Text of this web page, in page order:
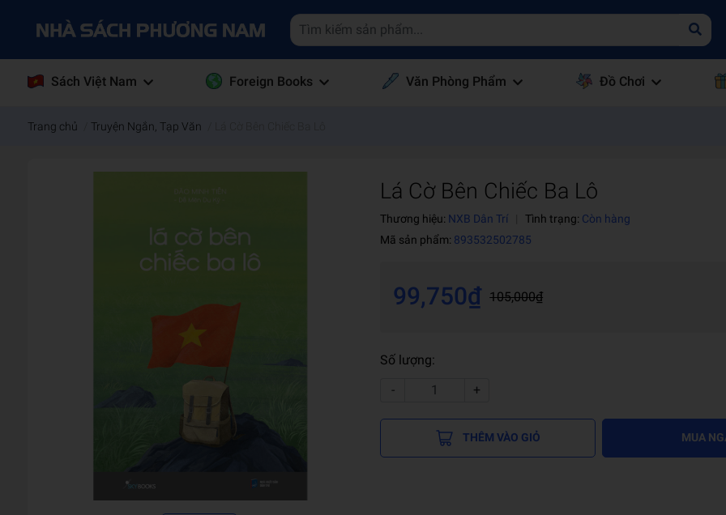
Sách Việt Nam Foreign Books Văn Phòng Phẩm Đồ Chơi
Trang chủ Truyện Ngắn, Tạp Văn
Lá Cờ Bên Chiếc Ba Lô
Thương hiệu: NXB Dân Trí Tình trạng: Còn hàng
Mã sản phẩm: 893532502785
99,750₫ 105,000₫
Số lượng:
-
+
THÊM VÀO GIỎ MUA